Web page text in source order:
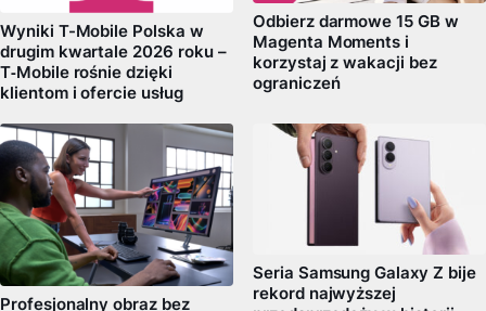
Wyniki T-Mobile Polska w
drugim kwartale 2026 roku –
T‑Mobile rośnie dzięki
klientom i ofercie usług
Odbierz darmowe 15 GB w
Magenta Moments i
korzystaj z wakacji bez
ograniczeń
Profesjonalny obraz bez
Seria Samsung Galaxy Z bije
rekord najwyższej